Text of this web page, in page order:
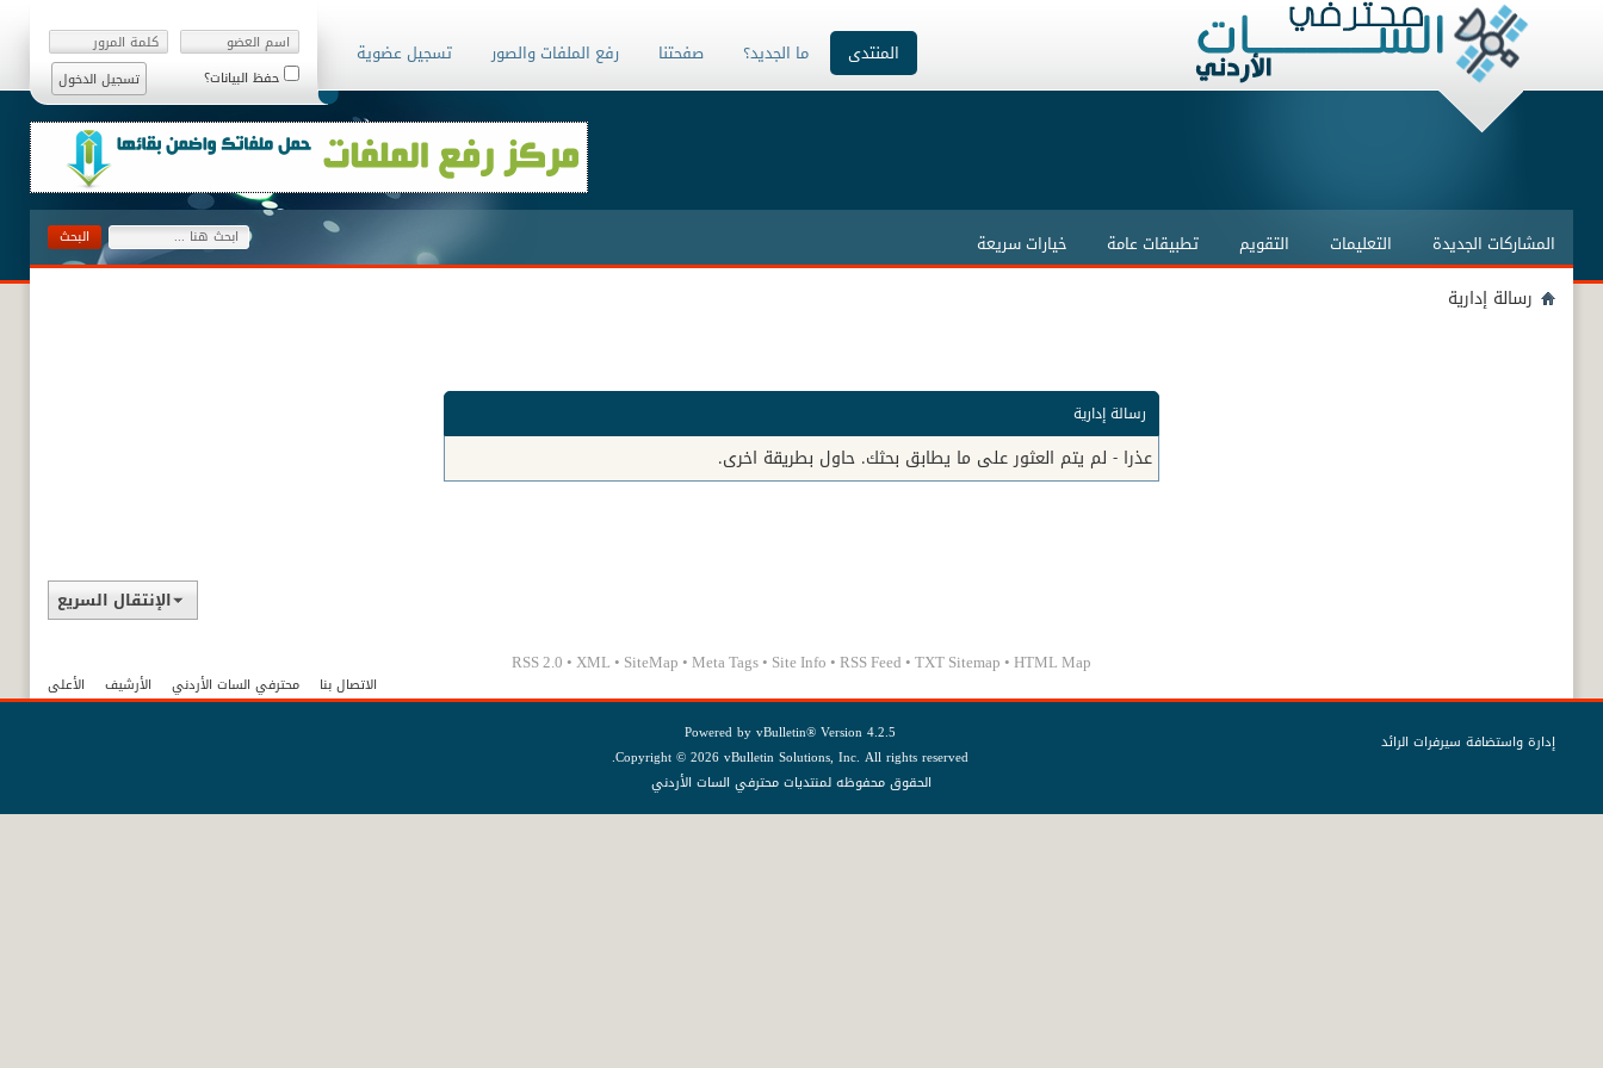
حفظ البيانات؟
المنتدى
المشاركات الجديدة التعليمات التقويم تطبيقات عامة خيارات سريعة
ما الجديد؟ صفحتنا رفع الملفات والصور تسجيل عضوية
رسالة إدارية
رسالة إدارية
عذرا - لم يتم العثور على ما يطابق بحثك. حاول بطريقة اخرى.
الإنتقال السريع
RSS 2.0 • XML • SiteMap • Meta Tags • Site Info • RSS Feed • TXT Sitemap • HTML Map
الاتصال بنا محترفي السات الأردني الأرشيف الأعلى
إدارة واستضافة سيرفرات الرائد Powered byvBulletin®Version 4.2.5
Copyright © 2026 vBulletin Solutions, Inc. All rights reserved.
الحقوق محفوظه لمنتديات محترفي السات الأردني